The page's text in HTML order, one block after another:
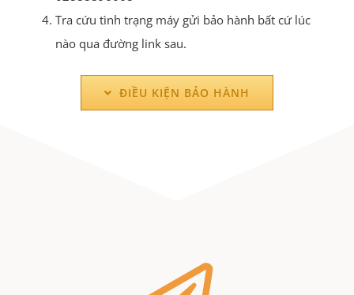
Tra cứu tình trạng máy gửi bảo hành bất cứ lúc
nào qua đường link sau.
ĐIỀU KIỆN BẢO HÀNH